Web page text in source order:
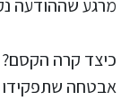
מרגע שההודעה
כיצד קרה הקסם?
אבטחה שתפקידו